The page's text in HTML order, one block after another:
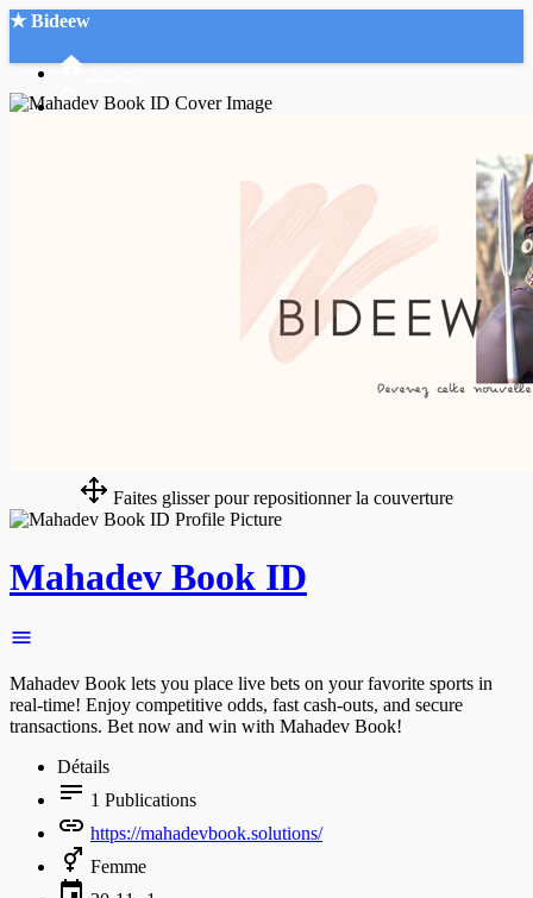
★ Bideew
Faites glisser pour repositionner la couverture
Mahadev Book ID
Mahadev Book lets you place live bets on your favorite sports in
real-time! Enjoy competitive odds, fast cash-outs, and secure
transactions. Bet now and win with Mahadev Book!
Détails
1 Publications
https://mahadevbook.solutions/
Femme